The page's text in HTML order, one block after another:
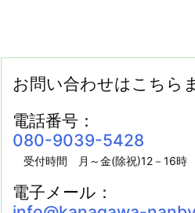
お問い合わせはこちら
電話番号：
080-9039-5428
受付時間 月～金(除祝)12－16時
電子メール：